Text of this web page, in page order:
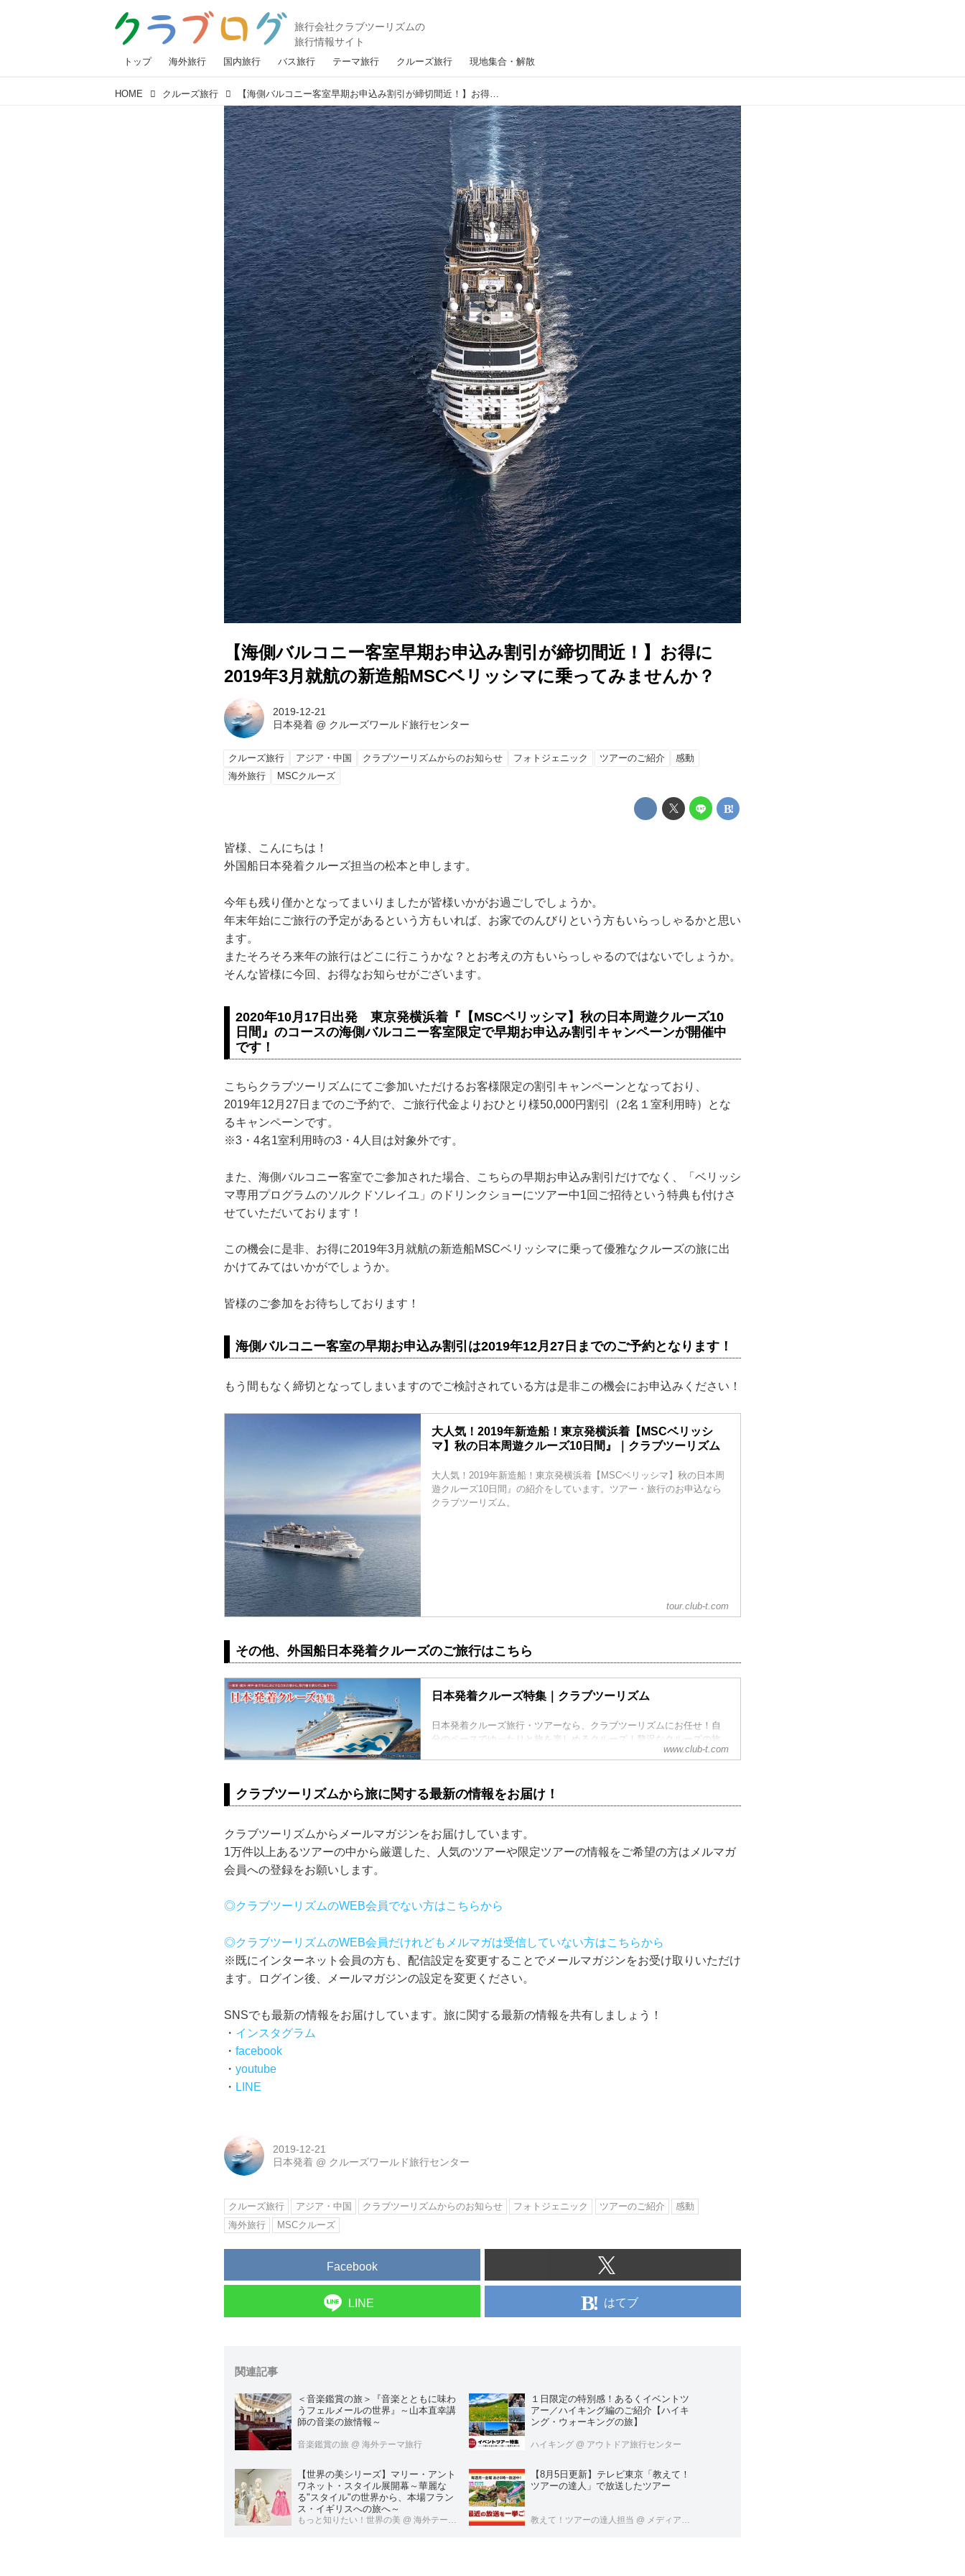
トップ 海外旅行 国内旅行 バス旅行 テーマ旅行 クルーズ旅行 現地集合・解散
HOME クルーズ旅行 【海側バルコニー客室早期お申込み割引が締切間近！】お得に2019年3月就航の新造船MSCベリッシマに乗ってみませんか？
【海側バルコニー客室早期お申込み割引が締切間近！】お得に
2019年3月就航の新造船MSCベリッシマに乗ってみませんか？
2019-12-21
日本発着 @ クルーズワールド旅行センター
クルーズ旅行 アジア・中国 クラブツーリズムからのお知らせ フォトジェニック ツアーのご紹介
感動
海外旅行
MSCクルーズ
皆様、こんにちは！
外国船日本発着クルーズ担当の松本と申します。
今年も残り僅かとなってまいりましたが皆様いかがお過ごしでしょうか。
年末年始にご旅行の予定があるという方もいれば、お家でのんびりという方もいらっしゃるかと思い
ます。
またそろそろ来年の旅行はどこに行こうかな？とお考えの方もいらっしゃるのではないでしょうか。
そんな皆様に今回、お得なお知らせがございます。
2020年10月17日出発 東京発横浜着『【MSCベリッシマ】秋の日本周遊クルーズ10
日間』のコースの海側バルコニー客室限定で早期お申込み割引キャンペーンが開催中
です！
こちらクラブツーリズムにてご参加いただけるお客様限定の割引キャンペーンとなっており、
2019年12月27日までのご予約で、ご旅行代金よりおひとり様50,000円割引（2名１室利用時）とな
るキャンペーンです。
※3・4名1室利用時の3・4人目は対象外です。
また、海側バルコニー客室でご参加された場合、こちらの早期お申込み割引だけでなく、「ベリッシ
マ専用プログラムのソルクドソレイユ」のドリンクショーにツアー中1回ご招待という特典も付けさ
せていただいております！
この機会に是非、お得に2019年3月就航の新造船MSCベリッシマに乗って優雅なクルーズの旅に出
かけてみてはいかがでしょうか。
皆様のご参加をお待ちしております！
海側バルコニー客室の早期お申込み割引は2019年12月27日までのご予約となります！
もう間もなく締切となってしまいますのでご検討されている方は是非この機会にお申込みください！
大人気！2019年新造船！東京発横浜着【MSCベリッシ
マ】秋の日本周遊クルーズ10日間』｜クラブツーリズム
大人気！2019年新造船！東京発横浜着【MSCベリッシマ】秋の日本周
遊クルーズ10日間』の紹介をしています。ツアー・旅行のお申込なら
クラブツーリズム。
tour.club-t.com
その他、外国船日本発着クルーズのご旅行はこちら
日本発着クルーズ特集｜クラブツーリズム
日本発着クルーズ旅行・ツアーなら、クラブツーリズムにお任せ！自
分のペースでゆったりと旅を楽しめるクルーズ！贅沢なクルーズの旅
www.club-t.com
クラブツーリズムから旅に関する最新の情報をお届け！
クラブツーリズムからメールマガジンをお届けしています。
1万件以上あるツアーの中から厳選した、人気のツアーや限定ツアーの情報をご希望の方はメルマガ
会員への登録をお願いします。
◎クラブツーリズムのWEB会員でない方はこちらから
◎クラブツーリズムのWEB会員だけれどもメルマガは受信していない方はこちらから
※既にインターネット会員の方も、配信設定を変更することでメールマガジンをお受け取りいただけ
ます。ログイン後、メールマガジンの設定を変更ください。
SNSでも最新の情報をお届けしています。旅に関する最新の情報を共有しましょう！
・ インスタグラム
・ facebook
・ youtube
・ LINE
2019-12-21
日本発着 @ クルーズワールド旅行センター
クルーズ旅行 アジア・中国 クラブツーリズムからのお知らせ フォトジェニック ツアーのご紹介
感動
海外旅行
MSCクルーズ
Facebook
LINE はてブ
関連記事
＜音楽鑑賞の旅＞『音楽とともに味わ
うフェルメールの世界』～山本直幸講
師の音楽の旅情報～
音楽鑑賞の旅 @ 海外テーマ旅行
１日限定の特別感！あるくイベントツ
アー／ハイキング編のご紹介【ハイキ
ング・ウォーキングの旅】
ハイキング @ アウトドア旅行センター
【世界の美シリーズ】マリー・アント
ワネット・スタイル展開幕～華麗な
る"スタイル"の世界から、本場フラン
ス・イギリスへの旅へ～
もっと知りたい！世界の美 @ 海外テーマ旅行
【8月5日更新】テレビ東京「教えて！
ツアーの達人」で放送したツアー
教えて！ツアーの達人担当 @ メディア開発